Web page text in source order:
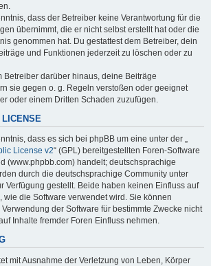
dass der Betreiber keine Verantwortung für die
übernimmt, die er nicht selbst erstellt hat oder die
genommen hat. Du gestattest dem Betreiber, dein
und Funktionen jederzeit zu löschen oder zu
Betreiber darüber hinaus, deine Beiträge
sie gegen o. g. Regeln verstoßen oder geeignet
oder einem Dritten Schaden zuzufügen.
dass es sich bei phpBB um eine unter der „
License v2“ (GPL) bereitgestellten Foren-Software
(www.phpbb.com) handelt; deutschsprachige
durch die deutschsprachige Community unter
Verfügung gestellt. Beide haben keinen Einfluss auf
wie die Software verwendet wird. Sie können
der Software für bestimmte Zwecke nicht
Inhalte fremder Foren Einfluss nehmen.
mit Ausnahme der Verletzung von Leben, Körper